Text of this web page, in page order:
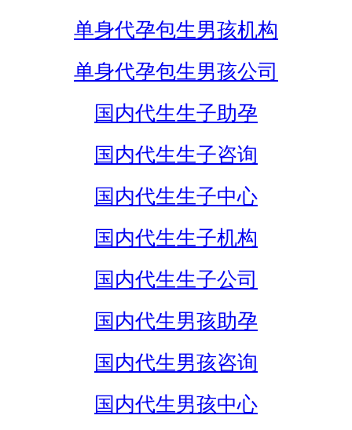
单身代孕包生男孩机构
单身代孕包生男孩公司
国内代生生子助孕
国内代生生子咨询
国内代生生子中心
国内代生生子机构
国内代生生子公司
国内代生男孩助孕
国内代生男孩咨询
国内代生男孩中心